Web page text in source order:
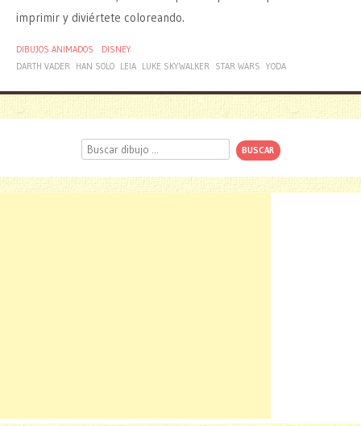
imprimir y diviértete coloreando.
DIBUJOS ANIMADOS
DISNEY
DARTH VADER
HAN SOLO LEIA LUKE SKYWALKER STAR WARS YODA
Buscar